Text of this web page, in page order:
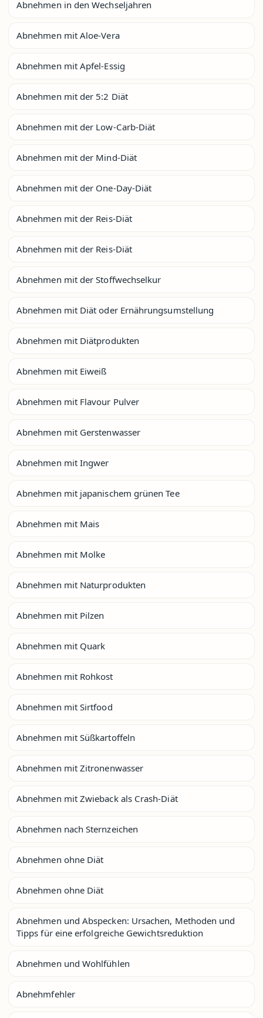
Abnehmen in den Wechseljahren
Abnehmen mit Aloe-Vera
Abnehmen mit Apfel-Essig
Abnehmen mit der 5:2 Diät
Abnehmen mit der Low-Carb-Diät
Abnehmen mit der Mind-Diät
Abnehmen mit der One-Day-Diät
Abnehmen mit der Reis-Diät
Abnehmen mit der Reis-Diät
Abnehmen mit der Stoffwechselkur
Abnehmen mit Diät oder Ernährungsumstellung
Abnehmen mit Diätprodukten
Abnehmen mit Eiweiß
Abnehmen mit Flavour Pulver
Abnehmen mit Gerstenwasser
Abnehmen mit Ingwer
Abnehmen mit japanischem grünen Tee
Abnehmen mit Mais
Abnehmen mit Molke
Abnehmen mit Naturprodukten
Abnehmen mit Pilzen
Abnehmen mit Quark
Abnehmen mit Rohkost
Abnehmen mit Sirtfood
Abnehmen mit Süßkartoffeln
Abnehmen mit Zitronenwasser
Abnehmen mit Zwieback als Crash-Diät
Abnehmen nach Sternzeichen
Abnehmen ohne Diät
Abnehmen ohne Diät
Abnehmen und Abspecken: Ursachen, Methoden und
Tipps für eine erfolgreiche Gewichtsreduktion
Abnehmen und Wohlfühlen
Abnehmfehler